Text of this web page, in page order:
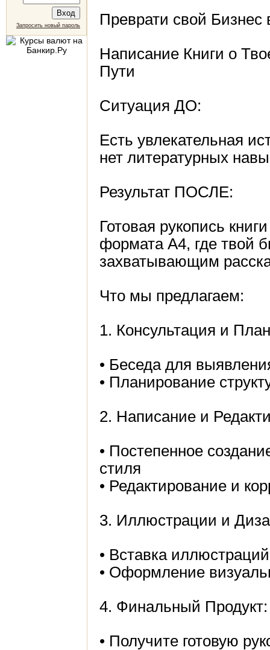
Запросить новый пароль Преврати свой
Написание Книги о
Пути
Ситуация ДО:
Есть увлекательная
нет литературных
Результат ПОСЛЕ:
Готовая рукопись
формата А4, где твой
захватывающим
Что мы предлагаем:
1. Консультация и
• Беседа для
• Планирование
2. Написание и
• Постепенное
стиля
• Редактирование и
3. Иллюстрации и
• Вставка
• Оформление
4. Финальный Продукт:
• Получите готовую